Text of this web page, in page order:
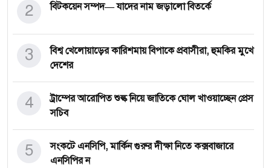
বিটকয়েন সম্পদ— যাদের নাম জড়ালো বিতর্কে
2
বিশ্ব খেলোয়াড়ের কারিশমায় বিপাকে প্রবাসীরা, হুমকির মুখে
দেশের
3
ট্রাম্পের আরোপিত শুল্ক নিয়ে জাতিকে ঘোল খাওয়াচ্ছেন প্রেস
সচিব
4
সংকটে এনসিপি, মার্কিন গুরুর দীক্ষা নিতে কক্সবাজারে
এনসিপির ন
5